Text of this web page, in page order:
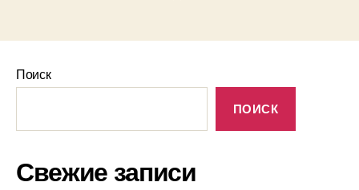
Поиск
ПОИСК
Свежие записи